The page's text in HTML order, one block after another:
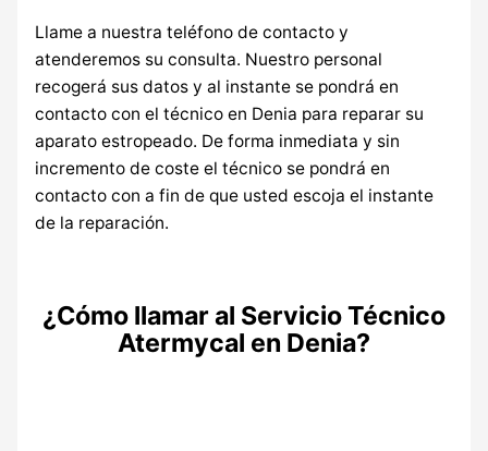
Llame a nuestra teléfono de contacto y
atenderemos su consulta. Nuestro personal
recogerá sus datos y al instante se pondrá en
contacto con el técnico en Denia para reparar su
aparato estropeado. De forma inmediata y sin
incremento de coste el técnico se pondrá en
contacto con a fin de que usted escoja el instante
de la reparación.
¿Cómo llamar al Servicio Técnico
Atermycal en Denia?